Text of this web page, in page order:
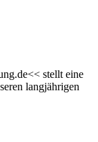
stellt eine
langjährigen